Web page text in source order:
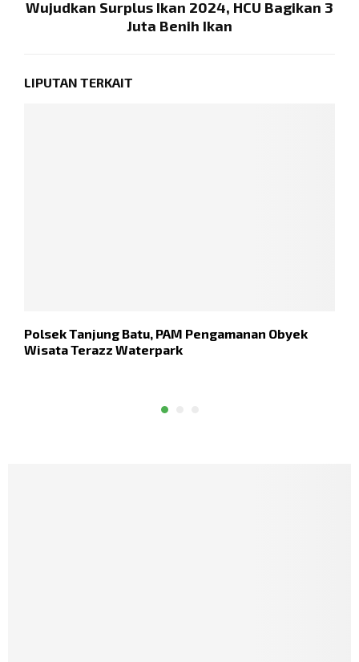
Wujudkan Surplus Ikan 2024, HCU Bagikan 3
Juta Benih Ikan
LIPUTAN TERKAIT
Polsek Tanjung Batu, PAM Pengamanan Obyek
Wisata Terazz Waterpark